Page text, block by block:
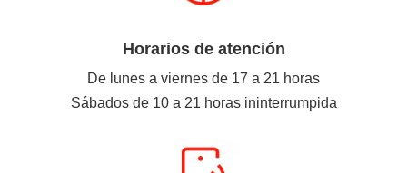
Horarios de atención
De lunes a viernes de 17 a 21 horas
Sábados de 10 a 21 horas ininterrumpida